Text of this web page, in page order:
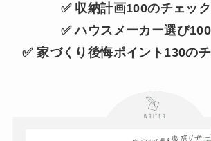
✅ 収納計画100のチェッ
✅ ハウスメーカー選び
✅ 家づくり後悔ポイント130の